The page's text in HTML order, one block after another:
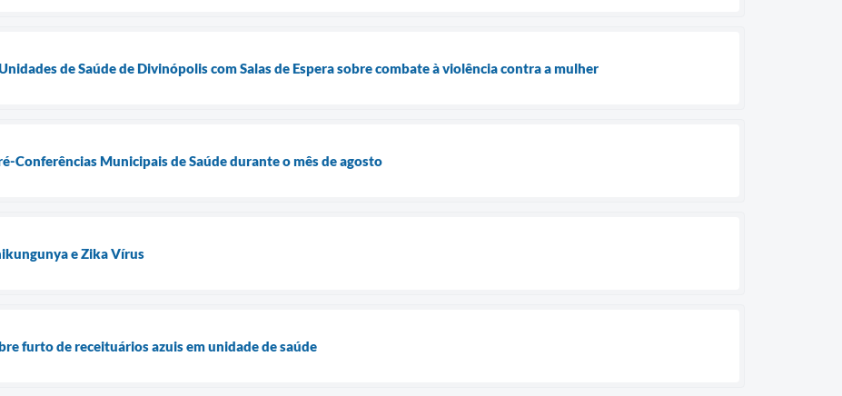
de Saúde de Divinópolis com Salas de Espera sobre combate à violência contra a mulher
Conferências Municipais de Saúde durante o mês de agosto
e Zika Vírus
furto de receituários azuis em unidade de saúde